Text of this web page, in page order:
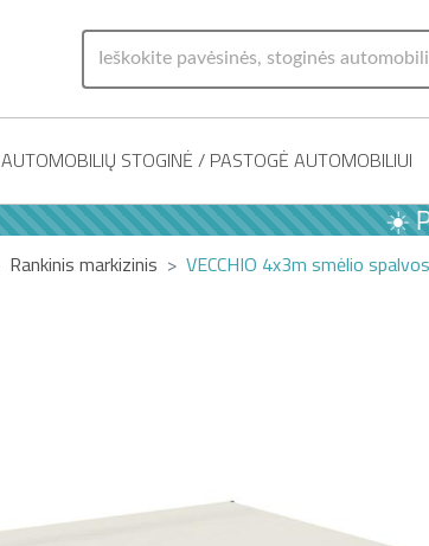
AUTOMOBILIŲ STOGINĖ / PASTOGĖ AUTOMOBILIUI
☀️
Rankinis markizinis VECCHIO 4x3m smėlio